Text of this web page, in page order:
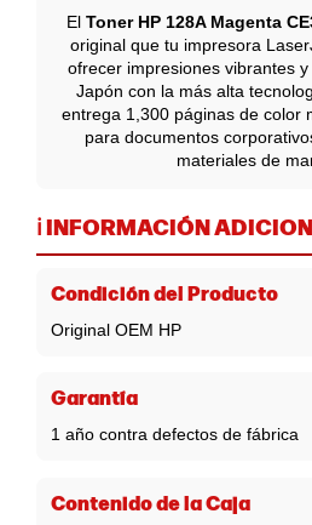
El Toner HP 128A Magenta
original que tu impresora
ofrecer impresiones vibrantes
Japón con la más alta
entrega 1,300 páginas de color
para documentos
materiales de
ℹ️ INFORMACIÓN
Condición del Producto
Original OEM HP
Garantía
1 año contra defectos de fábrica
Contenido de la Caja